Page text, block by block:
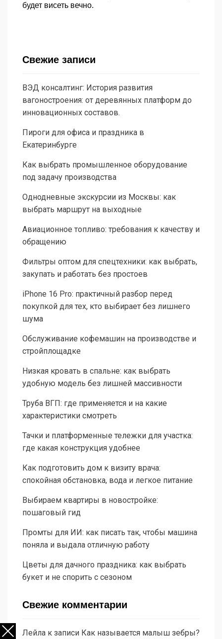
будет висеть вечно.
Свежие записи
ВЭД консалтинг: История развития
вагоностроения: от деревянных платформ до
инновационных составов.
Пироги для офиса и праздника в
Екатеринбурге
Как выбрать промышленное оборудование
под задачу производства
Однодневные экскурсии из Москвы: как
выбрать маршрут на выходные
Авиационное топливо: требования к качеству и
обращению
Фильтры оптом для спецтехники: как выбрать,
закупать и работать без простоев
iPhone 16 Pro: практичный разбор перед
покупкой для тех, кто выбирает без лишнего
шума
Обслуживание кофемашин на производстве и
стройплощадке
Низкая кровать в спальне: как выбрать
удобную модель без лишней массивности
Труба ВГП: где применяется и на какие
характеристики смотреть
Тачки и платформенные тележки для участка:
где какая конструкция удобнее
Как подготовить дом к визиту врача:
спокойная обстановка, вода и легкое питание
Выбираем квартиры в новостройке:
пошаговый гид
Промты для ИИ: как писать так, чтобы машина
поняла и выдала отличную работу
Цветы для дачного праздника: как выбрать
букет и не спорить с сезоном
Свежие комментарии
Лейла к записи Как называется малыш зебры?